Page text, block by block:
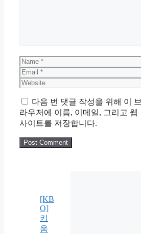
Name
Email
Website
다음 번 댓글 작성을 위해 이 브
라우저에 이름, 이메일, 그리고 웹
사이트를 저장합니다.
[KB
O]
키
움